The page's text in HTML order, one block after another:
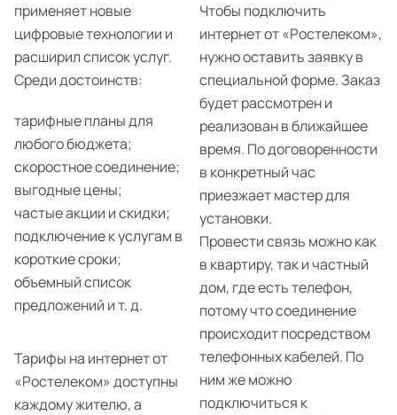
применяет новые
цифровые технологии и
расширил список услуг.
Среди достоинств:
тарифные планы для
любого бюджета;
скоростное соединение;
выгодные цены;
частые акции и скидки;
подключение к услугам в
короткие сроки;
объемный список
предложений и т. д.
Тарифы на интернет от
«Ростелеком» доступны
каждому жителю, а
Чтобы подключить
интернет от «Ростелеком»,
нужно оставить заявку в
специальной форме. Заказ
будет рассмотрен и
реализован в ближайшее
время. По договоренности
в конкретный час
приезжает мастер для
установки.
Провести связь можно как
в квартиру, так и частный
дом, где есть телефон,
потому что соединение
происходит посредством
телефонных кабелей. По
ним же можно
подключиться к